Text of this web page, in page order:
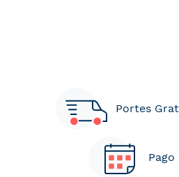
Portes
Pago